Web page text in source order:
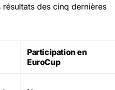
des cinq dernières
Participation en
EuroCup